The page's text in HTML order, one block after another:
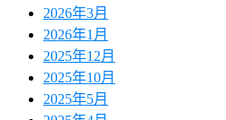
2026年3月
2026年1月
2025年12月
2025年10月
2025年5月